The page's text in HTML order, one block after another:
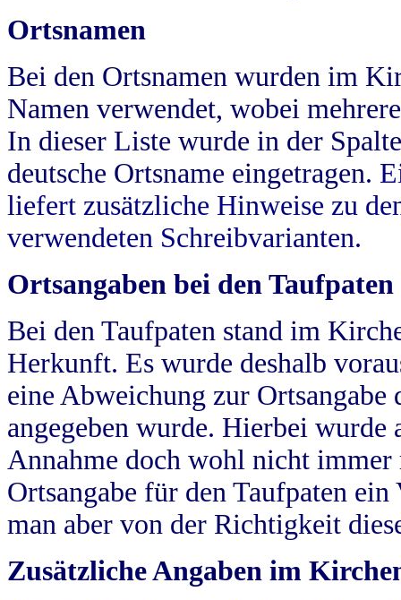
Ortsnamen
Bei den Ortsnamen wurden im
Namen verwendet, wobei
In dieser Liste wurde in der
deutsche Ortsname eingetragen.
liefert zusätzliche Hinweise zu
verwendeten Schreibvarianten.
Ortsangaben bei den Taufpaten
Bei den Taufpaten stand im
Herkunft. Es wurde deshalb
eine Abweichung zur
angegeben wurde. Hierbei wurde
Annahme doch wohl nicht
Ortsangabe für den Taufpaten
man aber von der Richtigkeit
Zusätzliche Angaben im